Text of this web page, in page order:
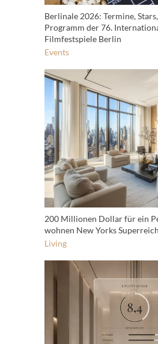
Berlinale 2026: Termine,
Programm der 76.
Filmfestspiele Berlin
Events
200 Millionen Dollar für ein
wohnen New Yorks
Living